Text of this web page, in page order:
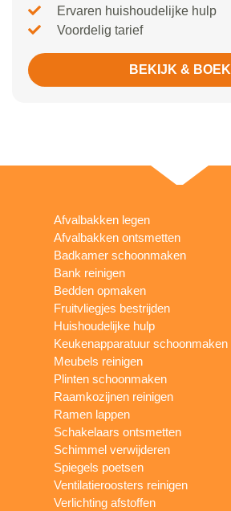
Ervaren huishoudelijke hulp
Voordelig tarief
BEKIJK & BOEK
Afvalbakken legen
Afvalbakken ontsmetten
Badkamer schoonmaken
Bank reinigen
Bedden opmaken
Fruitvliegjes bestrijden
Huishoudelijke hulp
Keukenapparatuur schoonmaken
Meubels reinigen
Plinten schoonmaken
Raamkozijnen reinigen
Ramen lappen
Schakelaars ontsmetten
Schimmel verwijderen
Spiegels poetsen
Ventilatieroosters reinigen
Verlichting afstoffen